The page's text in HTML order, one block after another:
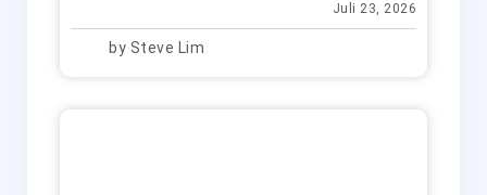
Juli 23, 2026
by Steve Lim